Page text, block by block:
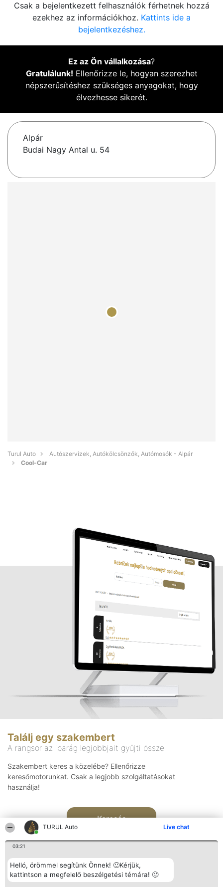
TURUL Auto Live chat
03:21
Helló, örömmel segítünk Önnek! 🙂Kérjük,
kattintson a megfelelő beszélgetési témára! 🙂
Csak a bejelentkezett felhasználók férhetnek hozzá
ezekhez az információkhoz. Kattints ide a
bejelentkezéshez.
Ez az Ön vállalkozása?
Gratulálunk! Ellenőrizze le, hogyan szerezhet
népszerűsítéshez szükséges anyagokat, hogy
élvezhesse sikerét.
Alpár
Budai Nagy Antal u. 54
Turul Auto
Autószervizek, Autókölcsönzők, Autómosók - Alpár
Cool-Car
Találj egy szakembert
A rangsor az iparág legjobbjait gyűjti össze
Szakembert keres a közelébe? Ellenőrizze
keresőmotorunkat. Csak a legjobb szolgáltatásokat
használja!
Keresés